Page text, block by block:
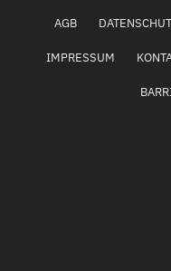
AGB
IMPRESSUM